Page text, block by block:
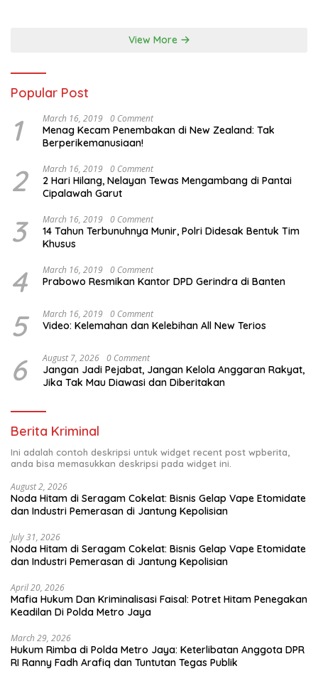
View More
Popular Post
1 March 16, 2019 0 Comment
Menag Kecam Penembakan di New Zealand: Tak
Berperikemanusiaan!
2 March 16, 2019 0 Comment
2 Hari Hilang, Nelayan Tewas Mengambang di Pantai
Cipalawah Garut
3 March 16, 2019 0 Comment
14 Tahun Terbunuhnya Munir, Polri Didesak Bentuk Tim
Khusus
4 March 16, 2019 0 Comment
Prabowo Resmikan Kantor DPD Gerindra di Banten
5 March 16, 2019 0 Comment
Video: Kelemahan dan Kelebihan All New Terios
6 August 7, 2026 0 Comment
Jangan Jadi Pejabat, Jangan Kelola Anggaran Rakyat,
Jika Tak Mau Diawasi dan Diberitakan
Berita Kriminal
Ini adalah contoh deskripsi untuk widget recent post wpberita,
anda bisa memasukkan deskripsi pada widget ini.
August 2, 2026
Noda Hitam di Seragam Cokelat: Bisnis Gelap Vape Etomidate
dan Industri Pemerasan di Jantung Kepolisian
July 31, 2026
Noda Hitam di Seragam Cokelat: Bisnis Gelap Vape Etomidate
dan Industri Pemerasan di Jantung Kepolisian
April 20, 2026
Mafia Hukum Dan Kriminalisasi Faisal: Potret Hitam Penegakan
Keadilan Di Polda Metro Jaya
March 29, 2026
Hukum Rimba di Polda Metro Jaya: Keterlibatan Anggota DPR
RI Ranny Fadh Arafiq dan Tuntutan Tegas Publik